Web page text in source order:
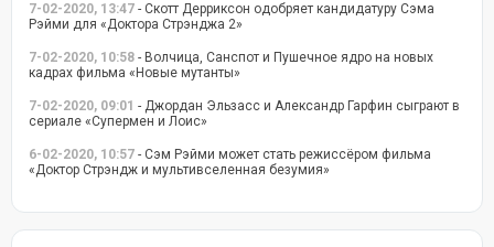
7-02-2020, 13:47 - Скотт Дерриксон одобряет кандидатуру Сэма
Рэйми для «Доктора Стрэнджа 2»
7-02-2020, 10:58 - Волчица, Санспот и Пушечное ядро на новых
кадрах фильма «Новые мутанты»
7-02-2020, 09:01 - Джордан Эльзасс и Александр Гарфин сыграют в
сериале «Супермен и Лоис»
6-02-2020, 10:57 - Сэм Рэйми может стать режиссёром фильма
«Доктор Стрэндж и мультивселенная безумия»